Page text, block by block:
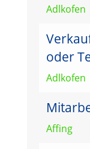
Adlkofen
oder
Adlkofen
Affing